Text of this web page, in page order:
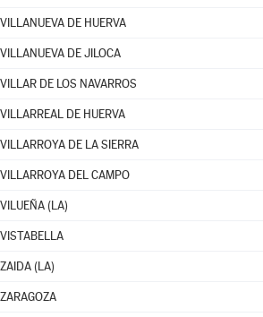
VILLANUEVA DE HUERVA
VILLANUEVA DE JILOCA
VILLAR DE LOS NAVARROS
VILLARREAL DE HUERVA
VILLARROYA DE LA SIERRA
VILLARROYA DEL CAMPO
VILUEÑA (LA)
VISTABELLA
ZAIDA (LA)
ZARAGOZA